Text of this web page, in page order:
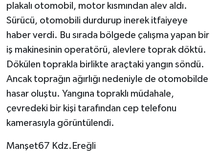
plakalı otomobil, motor kısmından alev aldı.
Sürücü, otomobili durdurup inerek itfaiyeye
haber verdi. Bu sırada bölgede çalışma yapan bir
iş makinesinin operatörü, alevlere toprak döktü.
Dökülen toprakla birlikte araçtaki yangın söndü.
Ancak toprağın ağırlığı nedeniyle de otomobilde
hasar oluştu. Yangına topraklı müdahale,
çevredeki bir kişi tarafından cep telefonu
kamerasıyla görüntülendi.
Manşet67 Kdz.Ereğli